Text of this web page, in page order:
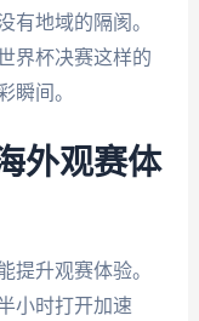
有地域的隔阂。
界杯决赛这样的
瞬间。
外观赛体
提升观赛体验。
小时打开加速